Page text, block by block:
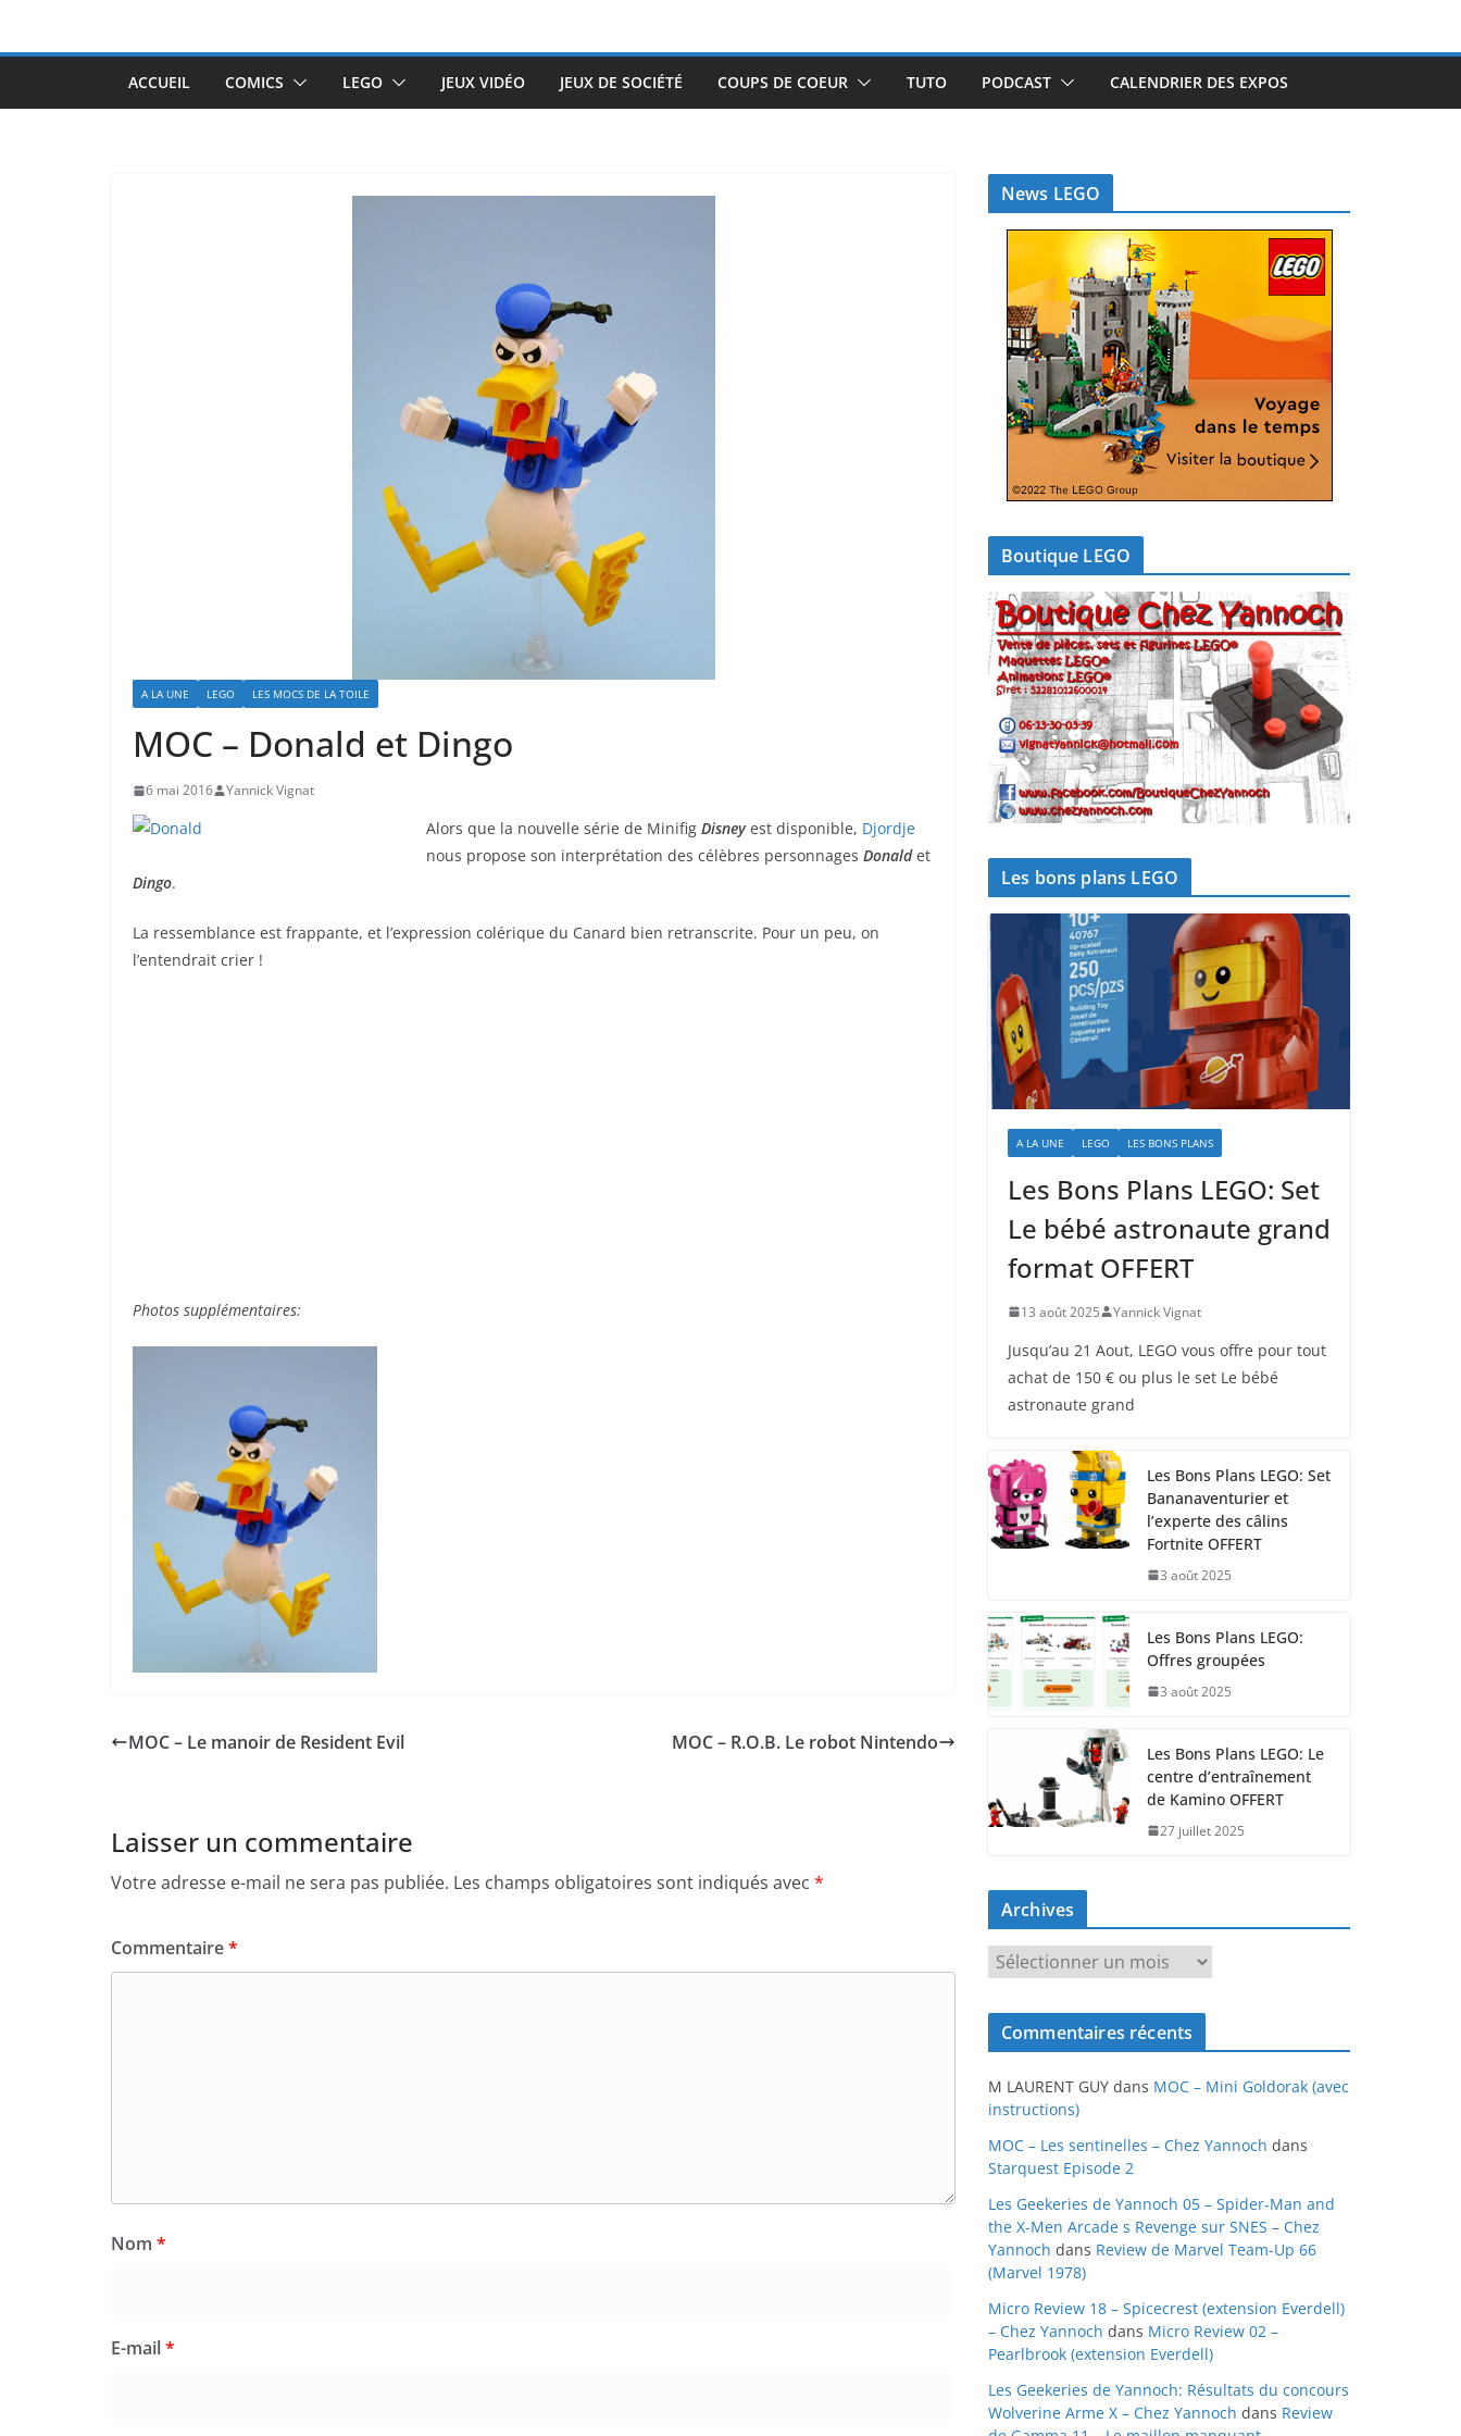
ACCUEIL COMICS LEGO JEUX VIDÉO JEUX DE SOCIÉTÉ COUPS DE COEUR TUTO PODCAST CALENDRIER DES EXPOS
A LA UNE LEGO LES MOCS DE LA TOILE
MOC – Donald et Dingo
6 mai 2016 Yannick Vignat
Alors que la nouvelle série de Minifig Disneyest disponible, Djordje
nous propose son interprétation des célèbres personnages Donaldet
Dingo.
La ressemblance est frappante, et l’expression colérique du Canard bien retranscrite. Pour un peu, on
l’entendrait crier !
Photos supplémentaires:
MOC – Le manoir de Resident Evil MOC – R.O.B. Le robot Nintendo
Laisser un commentaire
Votre adresse e-mail ne sera pas publiée. Les champs obligatoires sont indiqués avec *
Commentaire*
Nom *
E-mail*
News LEGO
Boutique LEGO
Les bons plans LEGO
A LA UNE LEGO LES BONS PLANS
Les Bons Plans LEGO: Set
Le bébé astronaute grand
format OFFERT
13 août 2025 Yannick Vignat
Jusqu’au 21 Aout, LEGO vous offre pour tout
achat de 150 € ou plus le set Le bébé
astronaute grand
Les Bons Plans LEGO: Set
Bananaventurier et
l’experte des câlins
Fortnite OFFERT
3 août 2025
Les Bons Plans LEGO:
Offres groupées
3 août 2025
Les Bons Plans LEGO: Le
centre d’entraînement
de Kamino OFFERT
27 juillet 2025
Archives
r
c
v
e
s
Commentaires récents
M LAURENT GUY dans MOC – Mini Goldorak (avec
instructions)
MOC – Les sentinelles – Chez Yannoch dans
Starquest Episode 2
Les Geekeries de Yannoch 05 – Spider-Man and
the X-Men Arcade s Revenge sur SNES – Chez
Yannoch dans Review de Marvel Team-Up 66
(Marvel 1978)
Micro Review 18 – Spicecrest (extension Everdell)
– Chez Yannoch dans Micro Review 02 –
Pearlbrook (extension Everdell)
Les Geekeries de Yannoch: Résultats du concours
Wolverine Arme X – Chez Yannoch dans Review